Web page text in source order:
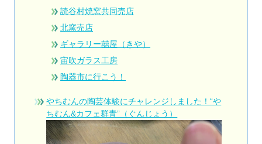
読谷村焼窯共同売店
北窯売店
ギャラリー囍屋（きや）
宙吹ガラス工房
陶器市に行こう！
やちむんの陶芸体験にチャレンジしました！“や
ちむん&カフェ群青”（ぐんじょう）